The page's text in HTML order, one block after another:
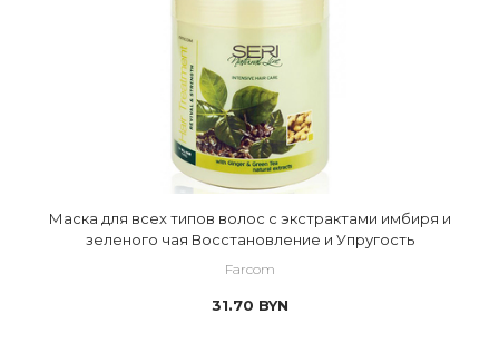
Маска для всех типов волос с экстрактами имбиря и
зеленого чая Восстановление и Упругость
Farcom
31.70 BYN